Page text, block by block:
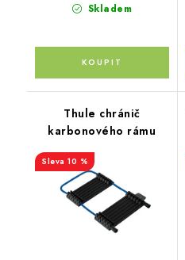
Skladem
Thule chránič
karbonového rámu
10 %